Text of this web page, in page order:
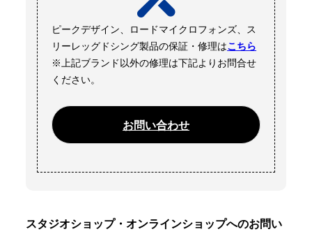
ピークデザイン、ロードマイクロフォンズ、ス
リーレッグドシング製品の保証・修理はこちら
※上記ブランド以外の修理は下記よりお問合せ
ください。
お問い合わせ
スタジオショップ・オンラインショップへのお問い